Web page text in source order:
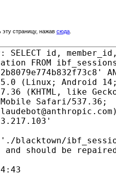
страницу, нажав сюда